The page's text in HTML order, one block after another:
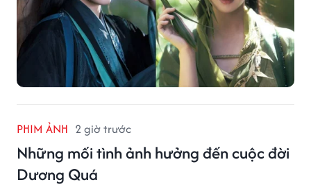
PHIM ẢNH 2 giờ trước
Những mối tình ảnh hưởng đến cuộc đời
Dương Quá